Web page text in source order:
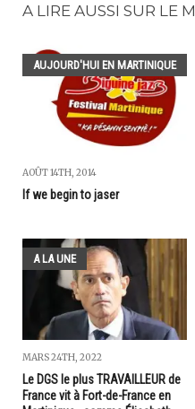
A LIRE AUSSI SUR LE
AUJOURD'HUI EN MARTINIQUE
AOÛT 14TH, 2014
If we begin to jaser
A LA UNE
MARS 24TH, 2022
Le DGS le plus TRAVAILLEUR de
France vit à Fort-de-France en